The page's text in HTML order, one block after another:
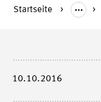
Startseite
10.10.2016